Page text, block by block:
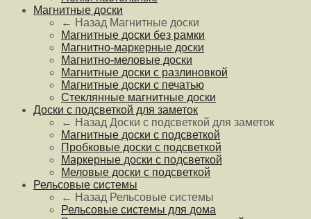
Магнитные доски
← Назад Магнитные доски
Магнитные доски без рамки
Магнитно-маркерные доски
Магнитно-меловые доски
Магнитные доски с разлиновкой
Магнитные доски с печатью
Стеклянные магнитные доски
Доски с подсветкой для заметок
← Назад Доски с подсветкой для заметок
Магнитные доски с подсветкой
Пробковые доски с подсветкой
Маркерные доски с подсветкой
Меловые доски с подсветкой
Рельсовые системы
← Назад Рельсовые системы
Рельсовые системы для дома